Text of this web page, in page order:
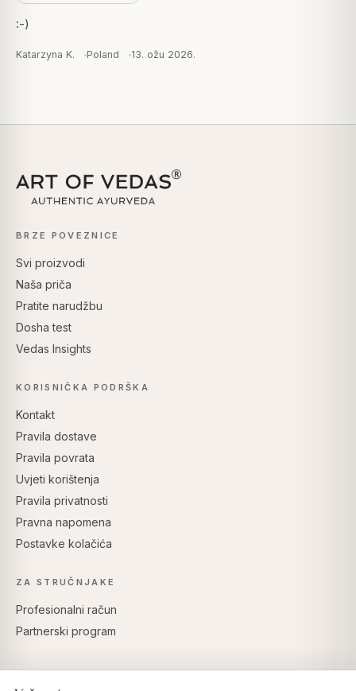
:-)
Katarzyna K. Poland 13. ožu 2026.
BRZE POVEZNICE
Svi proizvodi
Naša priča
Pratite narudžbu
Dosha test
Vedas Insights
KORISNIČKA PODRŠKA
Kontakt
Pravila dostave
Pravila povrata
Uvjeti korištenja
Pravila privatnosti
Pravna napomena
Postavke kolačića
ZA STRUČNJAKE
Profesionalni račun
Partnerski program